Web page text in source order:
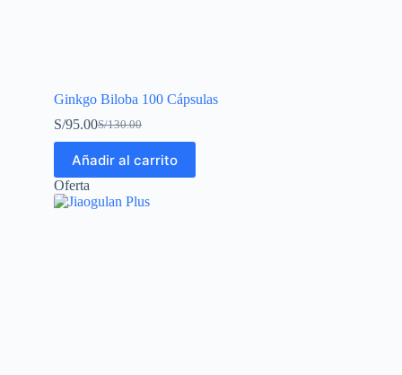
Ginkgo Biloba 100 Cápsulas
S/130.00
S/95.00
Añadir al carrito
Oferta